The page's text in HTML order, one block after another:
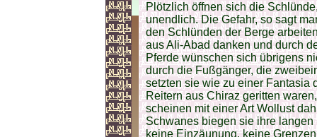
Plötzlich öffnen sich die
unendlich. Die Gefahr, so sagt
den Schlünden der Berge
aus Ali-Abad danken und durch
Pferde wünschen sich übrigens
durch die Fußgänger, die
setzten sie wie zu einer Fantasia
Reitern aus Chiraz geritten
scheinen mit einer Art Wollust
Schwanes biegen sie ihre
keine Einzäunung, keine